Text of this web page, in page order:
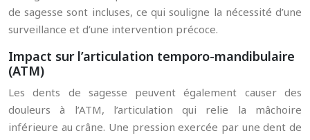
de sagesse sont incluses, ce qui souligne la nécessité d’une
surveillance et d’une intervention précoce.
Impact sur l’articulation temporo-mandibulaire
(ATM)
Les dents de sagesse peuvent également causer des
douleurs à l’ATM, l’articulation qui relie la mâchoire
inférieure au crâne. Une pression exercée par une dent de